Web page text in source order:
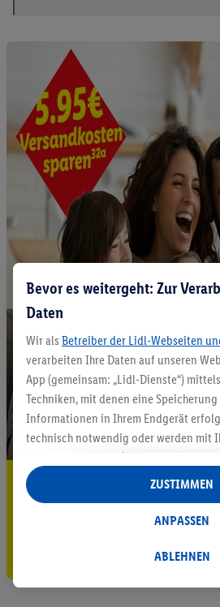
5.95 € Versand
Gutschein
Bevor es weitergeht: Zur
Daten
Wir als Betreiber der Lidl-Webseiten
verarbeiten Ihre Daten auf unseren
App (gemeinsam: „Lidl-Dienste“)
Techniken, mit denen eine
Informationen in Ihrem Endgerät
technisch notwendig oder werden mit
auch durch Partner (u.a.
Verantwortliche; im Zusammenhang mit
insgesamt
Statistik-Erstellung oder für
Datenverarbeitungen für ABLEHNEN
ANPASSEN
ZUSTIMMEN